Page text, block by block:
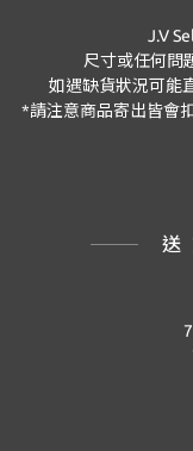
J.V
尺寸或任何問
如遇缺貨狀況可能
*請注意商品寄出皆會